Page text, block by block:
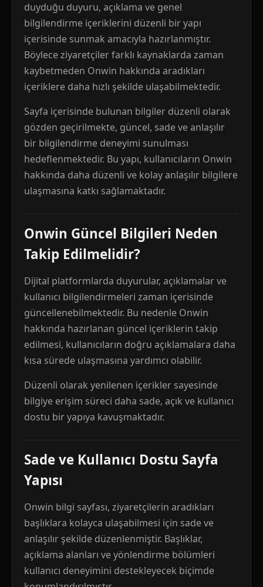
duyduğu duyuru, açıklama ve genel
bilgilendirme içeriklerini düzenli bir yapı
içerisinde sunmak amacıyla hazırlanmıştır.
Böylece ziyaretçiler farklı kaynaklarda zaman
kaybetmeden Onwin hakkında aradıkları
içeriklere daha hızlı şekilde ulaşabilmektedir.
Sayfa içerisinde bulunan bilgiler düzenli olarak
gözden geçirilmekte, güncel, sade ve anlaşılır
bir bilgilendirme deneyimi sunulması
hedeflenmektedir. Bu yapı, kullanıcıların Onwin
hakkında daha düzenli ve kolay anlaşılır bilgilere
ulaşmasına katkı sağlamaktadır.
Onwin Güncel Bilgileri Neden
Takip Edilmelidir?
Dijital platformlarda duyurular, açıklamalar ve
kullanıcı bilgilendirmeleri zaman içerisinde
güncellenebilmektedir. Bu nedenle Onwin
hakkında hazırlanan güncel içeriklerin takip
edilmesi, kullanıcıların doğru açıklamalara daha
kısa sürede ulaşmasına yardımcı olabilir.
Düzenli olarak yenilenen içerikler sayesinde
bilgiye erişim süreci daha sade, açık ve kullanıcı
dostu bir yapıya kavuşmaktadır.
Sade ve Kullanıcı Dostu Sayfa
Yapısı
Onwin bilgi sayfası, ziyaretçilerin aradıkları
başlıklara kolayca ulaşabilmesi için sade ve
anlaşılır şekilde düzenlenmiştir. Başlıklar,
açıklama alanları ve yönlendirme bölümleri
kullanıcı deneyimini destekleyecek biçimde